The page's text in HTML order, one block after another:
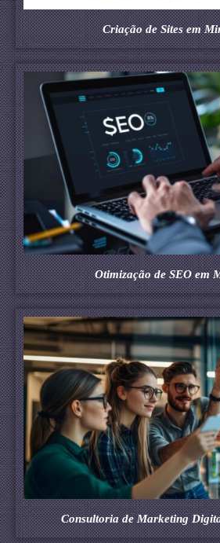
Criação de Sites em
Otimização de SEO em
Consultoria de Marketing